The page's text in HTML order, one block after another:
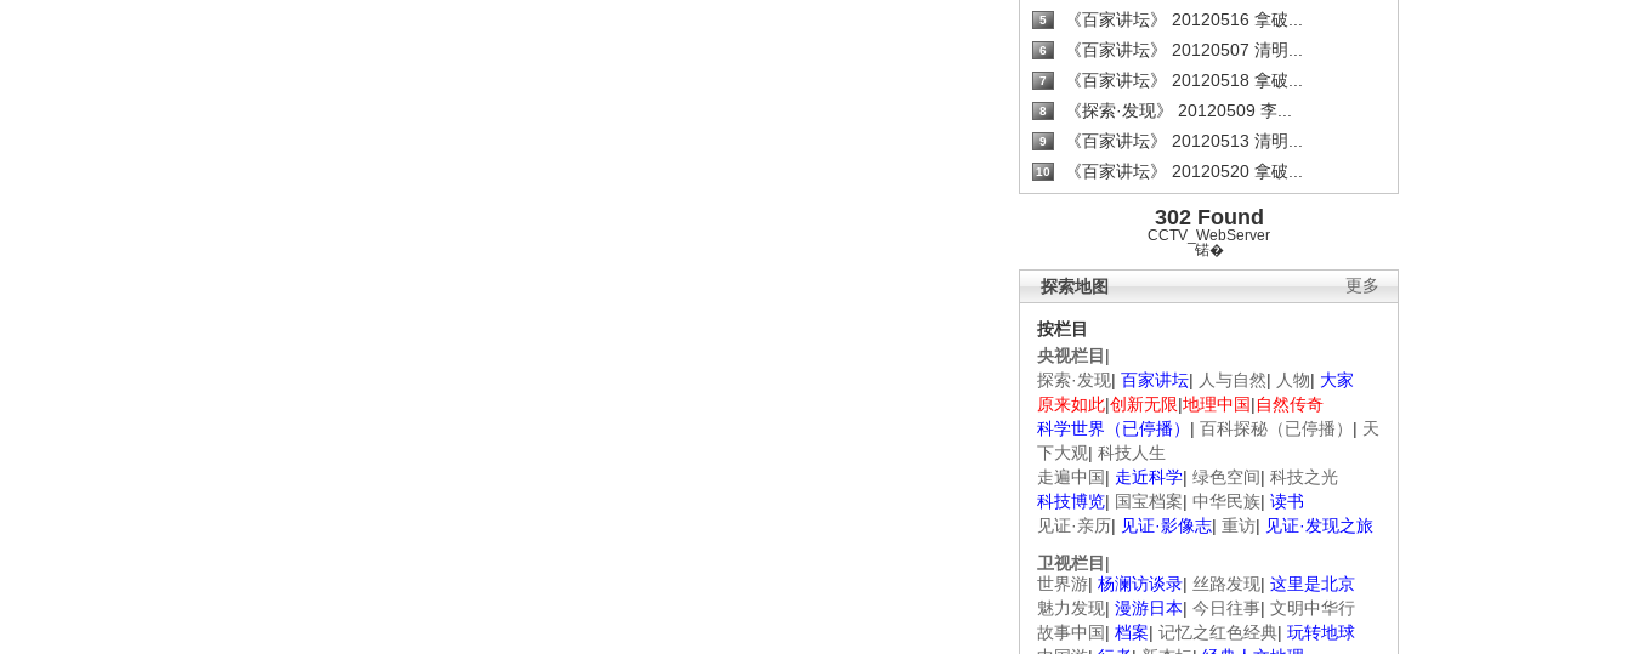
5 《百家讲坛》 20120516 拿破...
6 《百家讲坛》 20120507 清明...
7 《百家讲坛》 20120518 拿破...
8 《探索·发现》 20120509 李...
9 《百家讲坛》 20120513 清明...
10 《百家讲坛》 20120520 拿破...
302 Found
CCTV_WebServer
锘�
更多
探索地图
按栏目
央视栏目 |
探索·发现| 百家讲坛| 人与自然| 人物| 大家
原来如此|创新无限|地理中国|自然传奇
科学世界（已停播） | 百科探秘（已停播） | 天
下大观| 科技人生
走遍中国| 走近科学| 绿色空间| 科技之光
科技博览| 国宝档案| 中华民族| 读书
见证·亲历| 见证·影像志| 重访| 见证·发现之旅
卫视栏目 |
世界游| 杨澜访谈录| 丝路发现| 这里是北京
魅力发现| 漫游日本| 今日往事| 文明中华行
故事中国| 档案| 记忆之红色经典| 玩转地球